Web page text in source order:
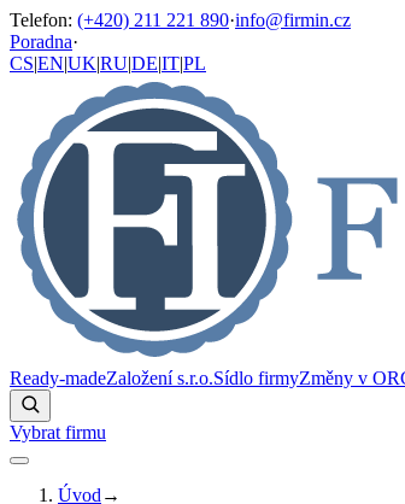
Telefon: (+420) 211 221 890·info@firmin.cz
Poradna·
CS|EN|UK|RU|DE|IT|PL
Ready-madeZaložení s.r.o.Sídlo firmyZměny v OR
Vybrat firmu
Úvod →